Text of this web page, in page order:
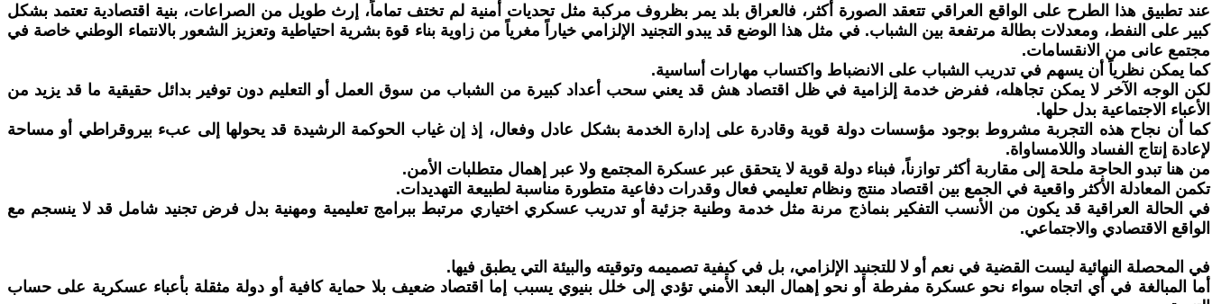
عند تطبيق هذا الطرح على الواقع العراقي تتعقد الصورة أكثر، فالعراق بلد يمر بظروف مركبة مثل تحديات أمنية لم تختف تماماً، إرث طويل من الصراعات، بنية اقتصادية تعتمد بشكل
كبير على النفط، ومعدلات بطالة مرتفعة بين الشباب. في مثل هذا الوضع قد يبدو التجنيد الإلزامي خياراً مغرياً من زاوية بناء قوة بشرية احتياطية وتعزيز الشعور بالانتماء الوطني خاصة في
مجتمع عانى من الانقسامات.
كما يمكن نظرياً أن يسهم في تدريب الشباب على الانضباط واكتساب مهارات أساسية.
لكن الوجه الآخر لا يمكن تجاهله، ففرض خدمة إلزامية في ظل اقتصاد هش قد يعني سحب أعداد كبيرة من الشباب من سوق العمل أو التعليم دون توفير بدائل حقيقية ما قد يزيد من
الأعباء الاجتماعية بدل حلها.
كما أن نجاح هذه التجربة مشروط بوجود مؤسسات دولة قوية وقادرة على إدارة الخدمة بشكل عادل وفعال، إذ إن غياب الحوكمة الرشيدة قد يحولها إلى عبء بيروقراطي أو مساحة
لإعادة إنتاج الفساد واللامساواة.
من هنا تبدو الحاجة ملحة إلى مقاربة أكثر توازناً، فبناء دولة قوية لا يتحقق عبر عسكرة المجتمع ولا عبر إهمال متطلبات الأمن.
تكمن المعادلة الأكثر واقعية في الجمع بين اقتصاد منتج ونظام تعليمي فعال وقدرات دفاعية متطورة مناسبة لطبيعة التهديدات.
في الحالة العراقية قد يكون من الأنسب التفكير بنماذج مرنة مثل خدمة وطنية جزئية أو تدريب عسكري اختياري مرتبط ببرامج تعليمية ومهنية بدل فرض تجنيد شامل قد لا ينسجم مع
الواقع الاقتصادي والاجتماعي.
في المحصلة النهائية ليست القضية في نعم أو لا للتجنيد الإلزامي، بل في كيفية تصميمه وتوقيته والبيئة التي يطبق فيها.
أما المبالغة في أي اتجاه سواء نحو عسكرة مفرطة أو نحو إهمال البعد الأمني تؤدي إلى خلل بنيوي يسبب إما اقتصاد ضعيف بلا حماية كافية أو دولة مثقلة بأعباء عسكرية على حساب